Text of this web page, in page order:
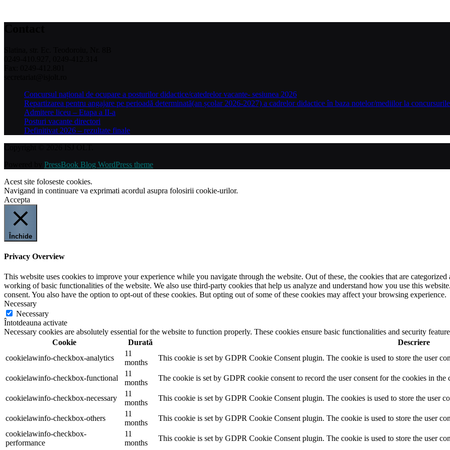
Concursul național de ocupare a posturilor didactice/catedrelor vacante- sesiunea 2026
Repartizarea pentru angajare pe perioadă determinată(an școlar 2026-2027) a cadrelor didactice în baza notelor/mediilor la
Admitere liceu – Etapa a II-a
Posturi vacante directori
Definitivat 2026 – rezultate finale
PressBook Blog WordPress theme
Acest site foloseste cookies.
Navigand in continuare va exprimati acordul asupra folosirii cookie-urilor.
Accepta
Închide
Privacy Overview
This website uses cookies to improve your experience while you navigate through the website. Out of these, the cookies that are categorized
working of basic functionalities of the website. We also use third-party cookies that help us analyze and understand how you use this
consent. You also have the option to opt-out of these cookies. But opting out of some of these cookies may affect your browsing experience.
Necessary
Necessary
Întotdeauna activate
Necessary cookies are absolutely essential for the website to function properly. These cookies ensure basic functionalities and security
Cookie
Durată
Descriere
cookielawinfo-checkbox-analytics
11
months
This cookie is set by GDPR Cookie Consent plugin. The cookie is used to store the user
cookielawinfo-checkbox-functional
11
months
The cookie is set by GDPR cookie consent to record the user consent for the cookies in
cookielawinfo-checkbox-necessary
11
months
This cookie is set by GDPR Cookie Consent plugin. The cookies is used to store the user
cookielawinfo-checkbox-others
11
months
This cookie is set by GDPR Cookie Consent plugin. The cookie is used to store the user
cookielawinfo-checkbox-
performance
11
months
This cookie is set by GDPR Cookie Consent plugin. The cookie is used to store the user